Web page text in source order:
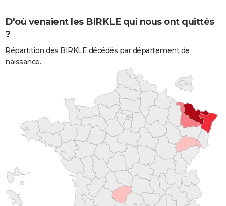
D'où venaient les BIRKLE qui nous ont quittés
?
Répartition des BIRKLE décédés par département de
naissance.